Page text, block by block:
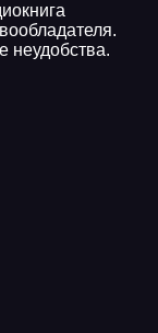
неудобства.